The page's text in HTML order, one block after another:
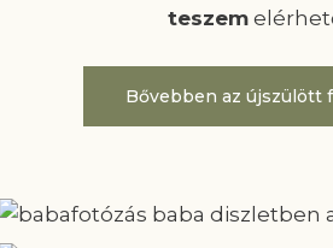
teszem
Bővebben az újszülött